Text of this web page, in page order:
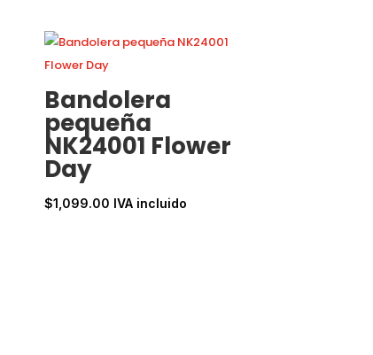
Bandolera
pequeña
NK24001 Flower
Day
$1,099.00 IVA incluido